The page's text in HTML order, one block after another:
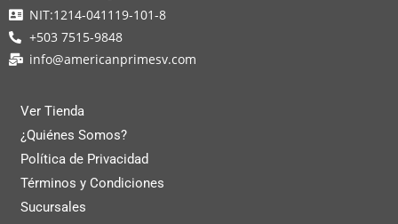
NIT:1214-041119-101-8
+503 7515-9848
info@americanprimesv.com
Ver Tienda
¿Quiénes Somos?
Política de Privacidad
Términos y Condiciones
Sucursales